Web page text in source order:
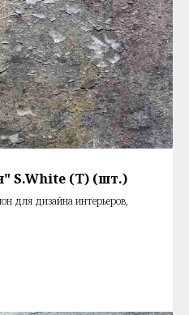
S.White (T) (шт.)
для дизайна интерьеров,